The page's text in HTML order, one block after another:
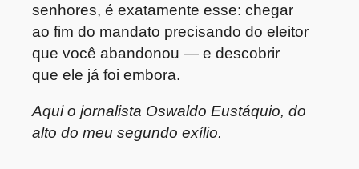
senhores, é exatamente esse: chegar
ao fim do mandato precisando do eleitor
que você abandonou — e descobrir
que ele já foi embora.
Aqui o jornalista Oswaldo Eustáquio, do
alto do meu segundo exílio.